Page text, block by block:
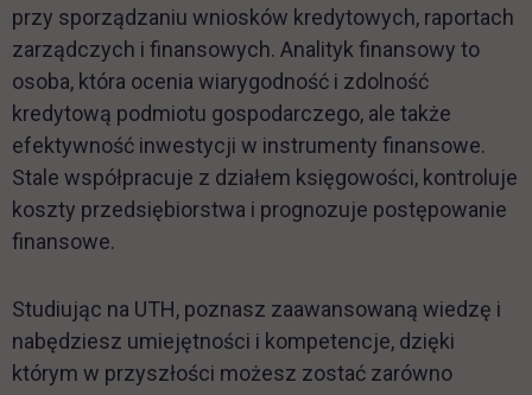
przy sporządzaniu wniosków kredytowych, raportach
zarządczych i finansowych. Analityk finansowy to
osoba, która ocenia wiarygodność i zdolność
kredytową podmiotu gospodarczego, ale także
efektywność inwestycji w instrumenty finansowe.
Stale współpracuje z działem księgowości, kontroluje
koszty przedsiębiorstwa i prognozuje postępowanie
finansowe.
Studiując na UTH, poznasz zaawansowaną wiedzę i
nabędziesz umiejętności i kompetencje, dzięki
którym w przyszłości możesz zostać zarówno